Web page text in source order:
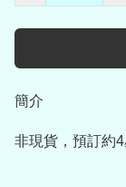
簡介
非現貨，預訂約